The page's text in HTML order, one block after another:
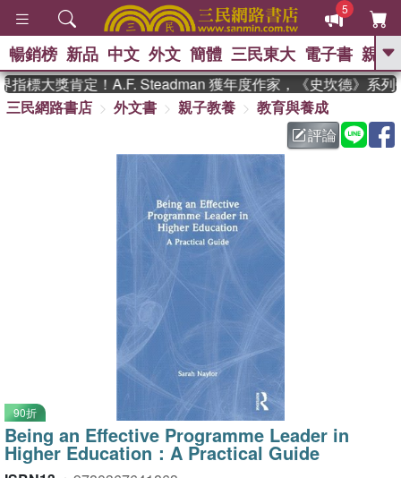
5
GO
熱搜： 東野圭吾 、 高希均教授回憶錄
父親節 、 花開錦
方念華 、 台灣的
數學女孩：黎曼猜想
偉大的迷走神經
群喵 、 臺灣漫遊錄
暢銷榜 新品 中文 外文 簡體 三民東大 電子書 親子
標大獎肯定！A.F. Steadman 獲年度作家，《史坎德》系列
三民網路書店
外文書 親子教養
教育與養成
評論
90折
Being an Effective Programme Leader in
Higher Education：A Practical Guide